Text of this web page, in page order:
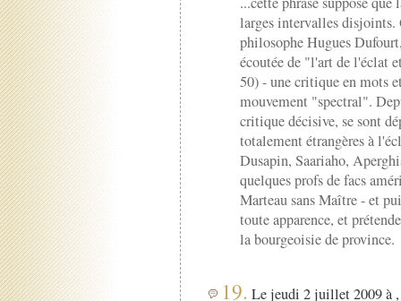
larges intervalles
philosophe Hugues
écoutée de "l'art de l'éclat
50) - une critique en mots
mouvement "spectral".
critique décisive, se sont
totalement étrangères à
Dusapin, Saariaho,
quelques profs de facs
Marteau sans Maître - et
toute apparence, et
la bourgeoisie de province.
19. Le jeudi 2 juillet 2009 à